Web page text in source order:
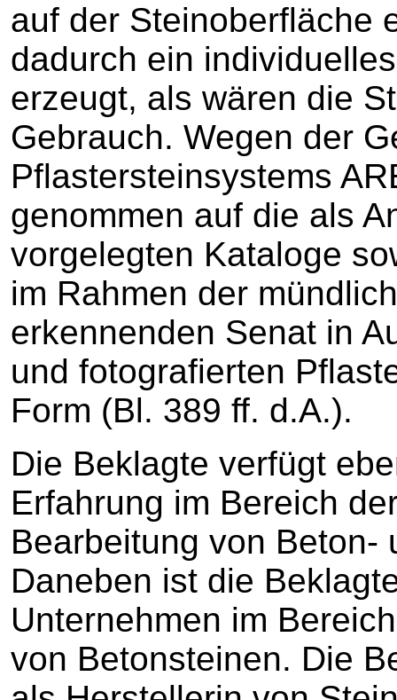
auf der Steinoberfläche
dadurch ein
erzeugt, als wären die
Gebrauch. Wegen der
Pflastersteinsystems
genommen auf die als
vorgelegten Kataloge
im Rahmen der
erkennenden Senat in
und fotografierten
Form (Bl. 389 ff. d.A.).
Die Beklagte verfügt
Erfahrung im Bereich
Bearbeitung von Beton-
Daneben ist die
Unternehmen im
von Betonsteinen. Die